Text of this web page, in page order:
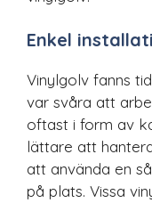
Enkel
Vinylgolv fanns
var svåra att
oftast i form av
lättare att
att använda en
på plats. Vissa